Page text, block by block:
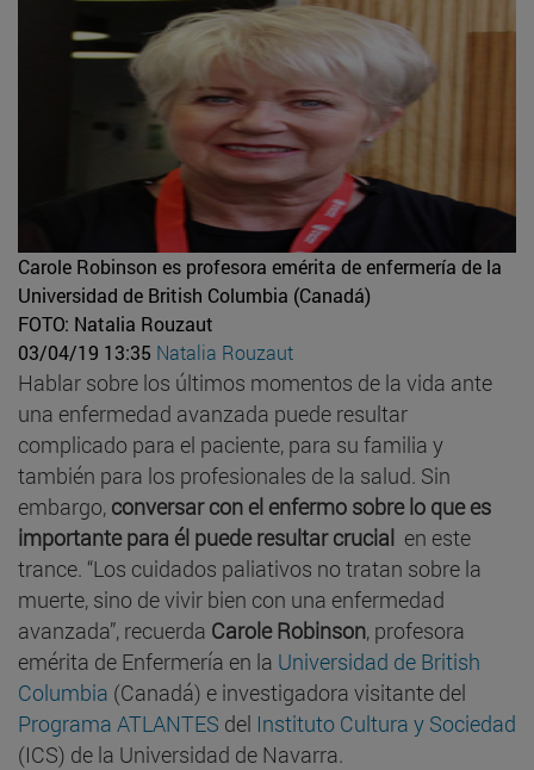
Carole Robinson es profesora emérita de enfermería de la
Universidad de British Columbia (Canadá)
FOTO: Natalia Rouzaut
03/04/19 13:35 Natalia Rouzaut
Hablar sobre los últimos momentos de la vida ante
una enfermedad avanzada puede resultar
complicado para el paciente, para su familia y
también para los profesionales de la salud. Sin
embargo, conversar con el enfermo sobre lo que es
importante para él puede resultar crucial en este
trance. “Los cuidados paliativos no tratan sobre la
muerte, sino de vivir bien con una enfermedad
avanzada”, recuerda Carole Robinson, profesora
emérita de Enfermería en la Universidad de British
Columbia (Canadá) e investigadora visitante del
Programa ATLANTES del Instituto Cultura y Sociedad
(ICS) de la Universidad de Navarra.